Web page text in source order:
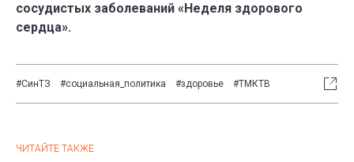
сосудистых заболеваний «Неделя здорового
сердца».
#СинТЗ #социальная_политика #здоровье #ТМКТВ
ЧИТАЙТЕ ТАКЖЕ